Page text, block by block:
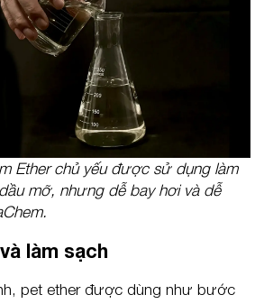
Ether chủ yếu được sử dụng làm
mỡ, nhưng dễ bay hơi và dễ
làm sạch
pet ether được dùng như bước